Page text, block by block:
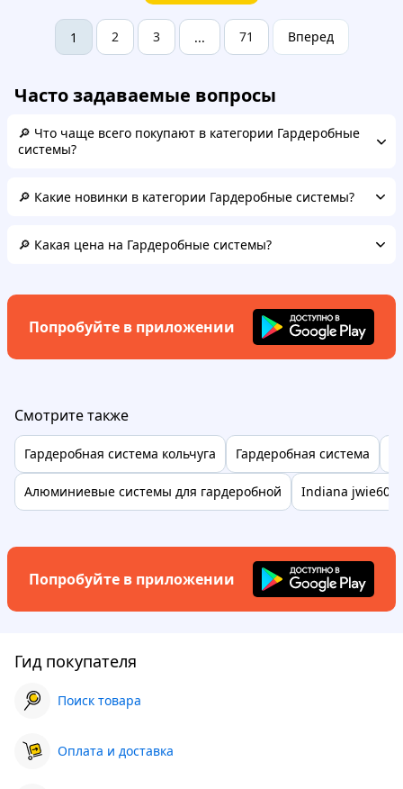
1 2 3 ... 71 Вперед
Часто задаваемые вопросы
🔎 Что чаще всего покупают в категории Гардеробные
системы?
🔎 Какие новинки в категории Гардеробные системы?
🔎 Какая цена на Гардеробные системы?
Попробуйте в приложении
Смотрите также
Гардеробная система кольчуга Гардеробная система
Алюминиевые системы для гардеробной Indiana jwie60
Попробуйте в приложении
Гид покупателя
Поиск товара
Оплата и доставка